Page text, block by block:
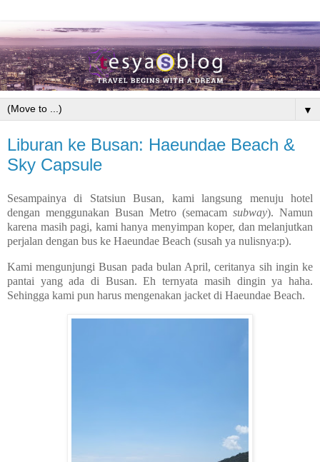
▼
Liburan ke Busan: Haeundae Beach &
Sky Capsule
Sesampainya di Statsiun Busan, kami langsung menuju hotel
dengan menggunakan Busan Metro (semacam subway). Namun
karena masih pagi, kami hanya menyimpan koper, dan melanjutkan
perjalan dengan bus ke Haeundae Beach (susah ya nulisnya:p).
Kami mengunjungi Busan pada bulan April, ceritanya sih ingin ke
pantai yang ada di Busan. Eh ternyata masih dingin ya haha.
Sehingga kami pun harus mengenakan jacket di Haeundae Beach.